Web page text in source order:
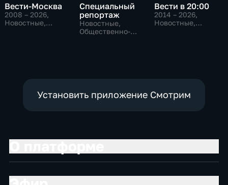
Вести-Москва
2008 – 2026,
Новостные,
Специальный
репортаж
Новостные,
Общественно-
Вести в 20:00
2014 – 2026,
Новостные,
Установить приложение Смотрим